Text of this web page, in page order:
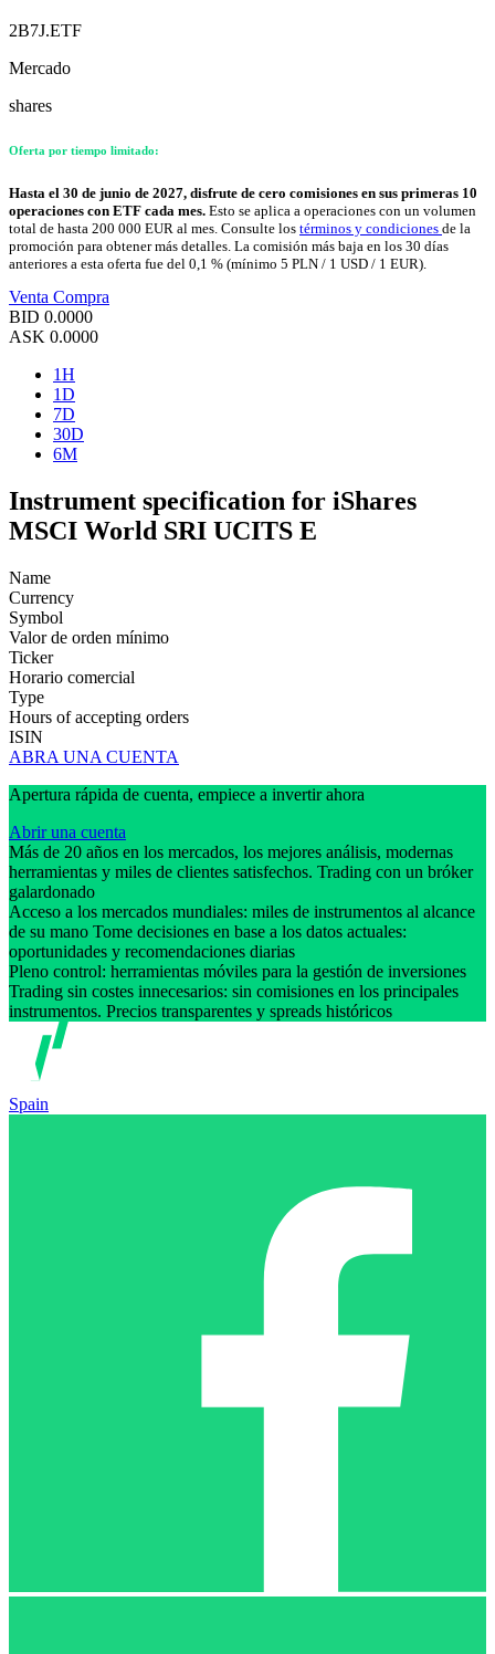
2B7J.ETF
Mercado
shares
Oferta por tiempo limitado:
Hasta el 30 de junio de 2027, disfrute de cero comisiones en sus primeras 10
operaciones con ETF cada mes. Esto se aplica a operaciones con un volumen
total de hasta 200 000 EUR al mes. Consulte los términos y condiciones de la
promoción para obtener más detalles. La comisión más baja en los 30 días
anteriores a esta oferta fue del 0,1 % (mínimo 5 PLN / 1 USD / 1 EUR).
Venta Compra
BID 0.0000
ASK 0.0000
1H
1D
7D
30D
6M
Instrument specification for iShares
MSCI World SRI UCITS E
Name
Currency
Symbol
Valor de orden mínimo
Ticker
Horario comercial
Type
Hours of accepting orders
ISIN
ABRA UNA CUENTA
Apertura rápida de cuenta, empiece a invertir ahora
Abrir una cuenta
Más de 20 años en los mercados, los mejores análisis, modernas
herramientas y miles de clientes satisfechos. Trading con un bróker
galardonado
Acceso a los mercados mundiales: miles de instrumentos al alcance
de su mano Tome decisiones en base a los datos actuales:
oportunidades y recomendaciones diarias
Pleno control: herramientas móviles para la gestión de inversiones
Trading sin costes innecesarios: sin comisiones en los principales
instrumentos. Precios transparentes y spreads históricos
Spain